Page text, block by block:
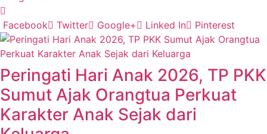
Facebook Twitter Google+ Linked In Pinterest
Peringati Hari Anak 2026, TP PKK
Sumut Ajak Orangtua Perkuat
Karakter Anak Sejak dari